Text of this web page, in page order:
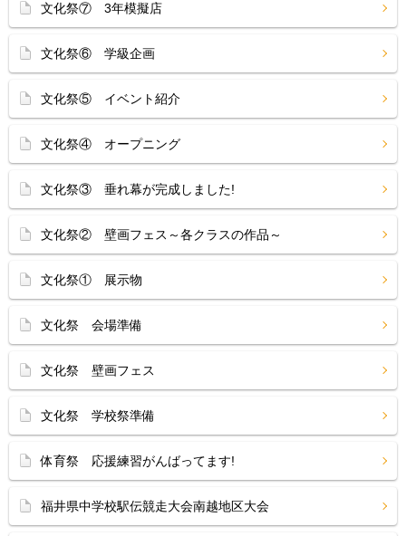
文化祭⑦ 3年模擬店
文化祭⑥ 学級企画
文化祭⑤ イベント紹介
文化祭④ オープニング
文化祭③ 垂れ幕が完成しました!
文化祭② 壁画フェス～各クラスの作品～
文化祭① 展示物
文化祭 会場準備
文化祭 壁画フェス
文化祭 学校祭準備
体育祭 応援練習がんばってます!
福井県中学校駅伝競走大会南越地区大会